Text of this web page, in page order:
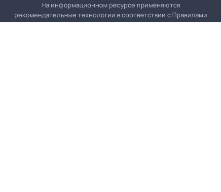
На информационном ресурсе применяются
рекомендательные технологии в соответствии с Правилами